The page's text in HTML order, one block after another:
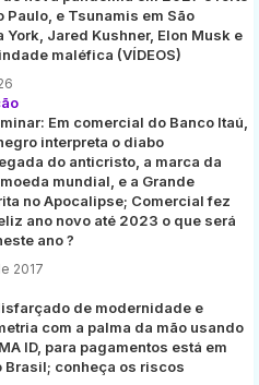
Paulo, e Tsunamis em São
York, Jared Kushner, Elon Musk e
maléfica (VÍDEOS)
Em comercial do Banco Itaú,
interpreta o diabo
do anticristo, a marca da
mundial, e a Grande
no Apocalipse; Comercial fez
ano novo até 2023 o que será
ano ?
2017
de modernidade e
com a palma da mão usando
ID, para pagamentos está em
Brasil; conheça os riscos